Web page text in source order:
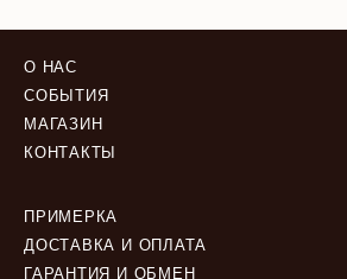
О НАС
СОБЫТИЯ
МАГАЗИН
КОНТАКТЫ
ПРИМЕРКА
ДОСТАВКА И ОПЛАТА
ГАРАНТИЯ И ОБМЕН